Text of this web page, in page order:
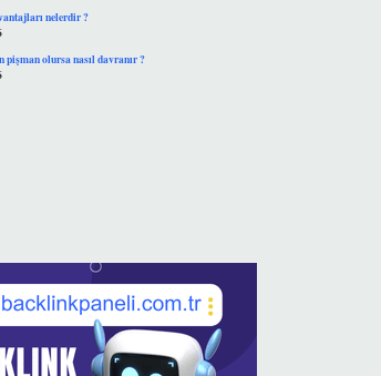
nelerdir ?
pişman olursa nasıl davranır ?